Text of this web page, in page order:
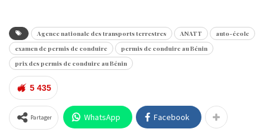
Agence nationale des transports terrestres ANATT
auto-école
examen de permis de conduire
permis de conduire au Bénin
prix des permis de conduire au Bénin
5 435
Partager WhatsApp Facebook